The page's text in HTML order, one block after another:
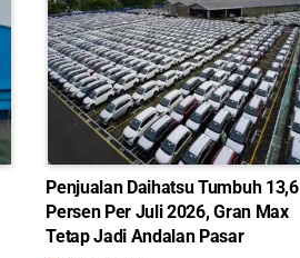
Penjualan Daihatsu Tumbuh 13,6
Persen Per Juli 2026, Gran Max
Tetap Jadi Andalan Pasar